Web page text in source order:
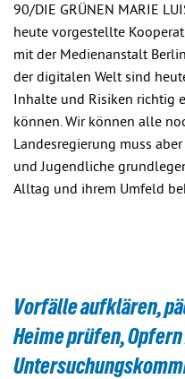
90/DIE GRÜNEN MARIE
heute vorgestellte
mit der Medienanstalt
der digitalen Welt sind
Inhalte und Risiken richtig
können. Wir können alle
Landesregierung muss
und Jugendliche
Alltag und ihrem Umfeld
Vorfälle aufklären,
Heime prüfen,